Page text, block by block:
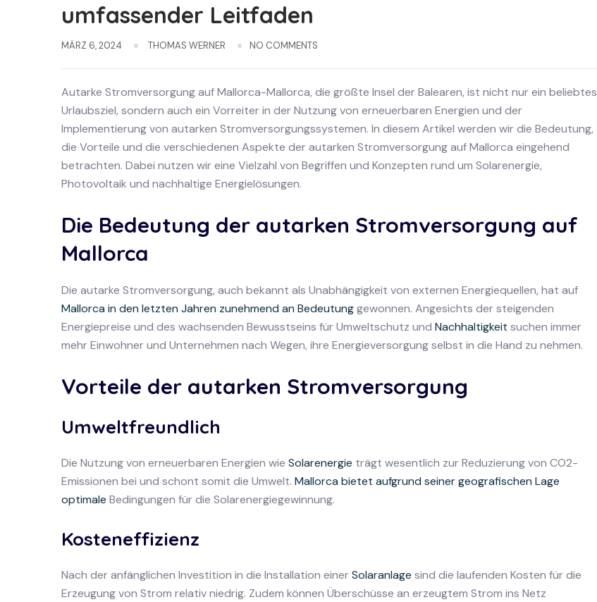
umfassender Leitfaden
MÄRZ 6, 2024 THOMAS WERNER NO COMMENTS
Autarke Stromversorgung auf Mallorca-Mallorca, die größte Insel der Balearen, ist nicht nur ein beliebtes
Urlaubsziel, sondern auch ein Vorreiter in der Nutzung von erneuerbaren Energien und der
Implementierung von autarken Stromversorgungssystemen. In diesem Artikel werden wir die Bedeutung,
die Vorteile und die verschiedenen Aspekte der autarken Stromversorgung auf Mallorca eingehend
betrachten. Dabei nutzen wir eine Vielzahl von Begriffen und Konzepten rund um Solarenergie,
Photovoltaik und nachhaltige Energielösungen.
Die Bedeutung der autarken Stromversorgung auf
Mallorca
Die autarke Stromversorgung, auch bekannt als Unabhängigkeit von externen Energiequellen, hat auf
Mallorca in den letzten Jahren zunehmend an Bedeutunggewonnen. Angesichts der steigenden
Energiepreise und des wachsenden Bewusstseins für Umweltschutz und Nachhaltigkeit suchen immer
mehr Einwohner und Unternehmen nach Wegen, ihre Energieversorgung selbst in die Hand zu nehmen.
Vorteile der autarken Stromversorgung
Umweltfreundlich
Die Nutzung von erneuerbaren Energien wie Solarenergie trägt wesentlich zur Reduzierung von CO2-
Emissionen bei und schont somit die Umwelt. Mallorca bietet aufgrund seiner geografischen Lage
optimale Bedingungen für die Solarenergiegewinnung.
Kosteneffizienz
Nach der anfänglichen Investition in die Installation einerSolaranlage sind die laufenden Kosten für die
Erzeugung von Strom relativ niedrig. Zudem können Überschüsse an erzeugtem Strom ins Netz